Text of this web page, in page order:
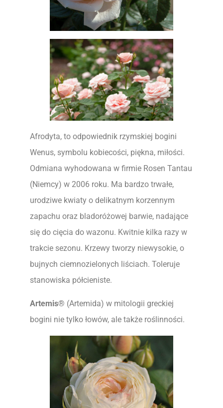
Afrodyta, to odpowiednik rzymskiej bogini
Wenus, symbolu kobiecości, piękna, miłości.
Odmiana wyhodowana w firmie Rosen Tantau
(Niemcy) w 2006 roku. Ma bardzo trwałe,
urodziwe kwiaty o delikatnym korzennym
zapachu oraz bladoróżowej barwie, nadające
się do cięcia do wazonu. Kwitnie kilka razy w
trakcie sezonu. Krzewy tworzy niewysokie, o
bujnych ciemnozielonych liściach. Toleruje
stanowiska półcieniste.
Artemis® (Artemida) w mitologii greckiej
bogini nie tylko łowów, ale także roślinności.